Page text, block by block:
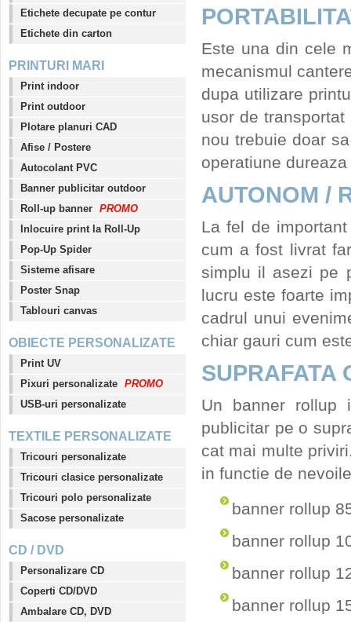
Etichete decupate pe contur
Etichete din carton
PRINTURI MARI
Print indoor
Print outdoor
Plotare planuri CAD
Afise / Postere
Autocolant PVC
Banner publicitar outdoor
Roll-up banner PROMO
Inlocuire print la Roll-Up
Pop-Up Spider
Sisteme afisare
Poster Snap
Tablouri canvas
OBIECTE PERSONALIZATE
Print UV
Pixuri personalizate PROMO
USB-uri personalizate
TEXTILE PERSONALIZATE
Tricouri personalizate
Tricouri clasice personalizate
Tricouri polo personalizate
Sacose personalizate
CD / DVD
Personalizare CD
Coperti CD/DVD
Ambalare CD, DVD
Este una din cele
mecanismul
dupa utilizare
usor de
nou trebuie doar
operatiune
AUTONOM /
La fel de
cum a fost livrat
simplu il asezi pe
lucru este foarte
cadrul unui
chiar gauri cum
SUPRAFATA
Un banner rollup
publicitar pe o
cat mai multe
in functie de
banner rollup
banner rollup
banner rollup
banner rollup